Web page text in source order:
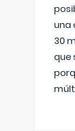
una
30
que